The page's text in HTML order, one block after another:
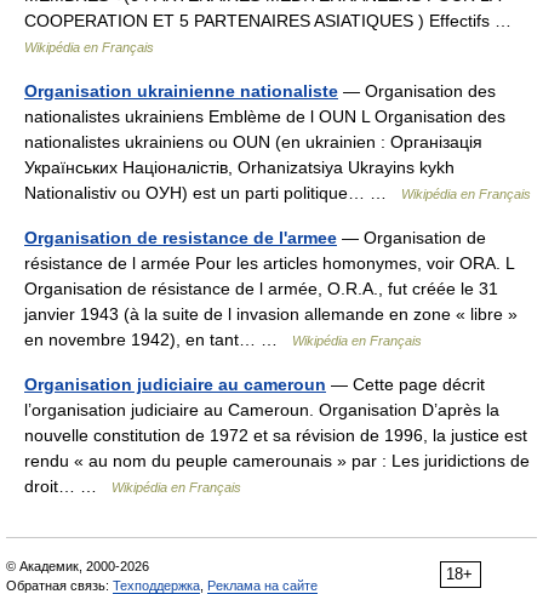
COOPERATION ET 5 PARTENAIRES ASIATIQUES ) Effectifs …
Wikipédia en Français
Organisation ukrainienne nationaliste — Organisation des
nationalistes ukrainiens Emblème de l OUN L Organisation des
nationalistes ukrainiens ou OUN (en ukrainien : Органiзацiя
Украïнських Нацiоналiстiв, Orhanizatsiya Ukrayins kykh
Nationalistiv ou ОУН) est un parti politique… …
Wikipédia en Français
Organisation de resistance de l'armee — Organisation de
résistance de l armée Pour les articles homonymes, voir ORA. L
Organisation de résistance de l armée, O.R.A., fut créée le 31
janvier 1943 (à la suite de l invasion allemande en zone « libre »
en novembre 1942), en tant… …
Wikipédia en Français
Organisation judiciaire au cameroun — Cette page décrit
l’organisation judiciaire au Cameroun. Organisation D’après la
nouvelle constitution de 1972 et sa révision de 1996, la justice est
rendu « au nom du peuple camerounais » par : Les juridictions de
droit… …
Wikipédia en Français
18+
© Академик, 2000-2026
Обратная связь: Техподдержка Реклама на сайте